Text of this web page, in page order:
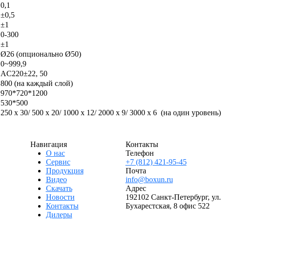
0,1
±0,5
±1
0-300
±1
Ø26 (опционально Ø50)
0~999,9
AC220±22, 50
800 (на каждый слой)
970*720*1200
530*500
250 х 30/ 500 х 20/ 1000 х 12/ 2000 х 9/ 3000 х 6 (на один уровень)
Навигация
О нас
Сервис
Продукция
Видео
Скачать
Новости
Контакты
Дилеры
Контакты
Телефон
+7 (812) 421-95-45
Почта
info@boxun.ru
Адрес
192102 Санкт-Петербург, ул.
Бухарестская, 8 офис 522